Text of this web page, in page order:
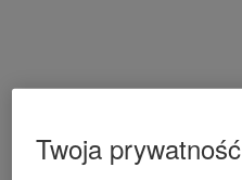
Twoja prywatność